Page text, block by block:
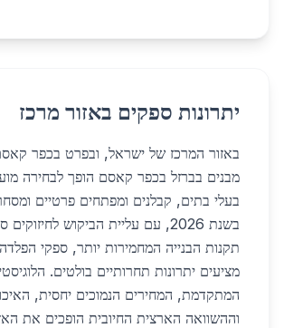
יתרונות ספקים באזור מרכז
באזור המרכז של ישראל, ובפרט בכפר
מבנים בברזל בכפר קאסם הופך לבחירה
בעלי בתים, קבלנים ומפתחים פרטיים
בשנת 2026, עם עליית הביקוש
תקנות הבנייה המחמירות יותר, ספקי
מציעים יתרונות תחרותיים בולטים.
המתקדמת, המחירים הנמוכים יחסית,
וההשוואה הארצית החיובית הופכים את